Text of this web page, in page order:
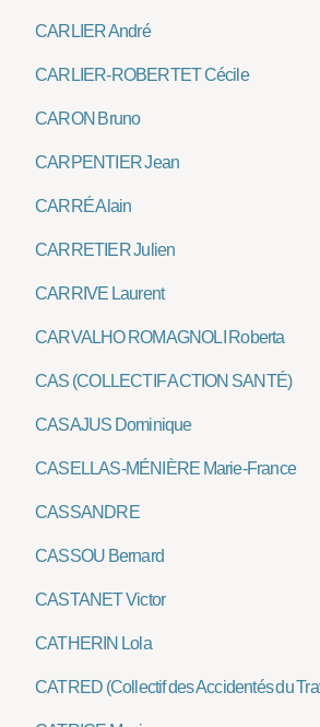
CARLIER André
CARLIER-ROBERTET Cécile
CARON Bruno
CARPENTIER Jean
CARRÉ Alain
CARRETIER Julien
CARRIVE Laurent
CARVALHO ROMAGNOLI Roberta
CAS (COLLECTIF ACTION SANTÉ)
CASAJUS Dominique
CASELLAS-MÉNIÈRE Marie-France
CASSANDRE
CASSOU Bernard
CASTANET Victor
CATHERIN Lola
CATRED (Collectif des Accidentés du